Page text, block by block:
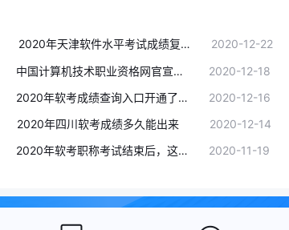
2020年天津软件水平考试成绩复查通知(12月31日前)
2020-12-22
中国计算机技术职业资格网官宣：2020年软件成绩查询时间及入口通知(12月18日开始)
2020-12-18
2020年软考成绩查询入口开通了吗？
2020-12-16
2020年四川软考成绩多久能出来
2020-12-14
2020年软考职称考试结束后，这些问题一定要知道！ 2020-11-19